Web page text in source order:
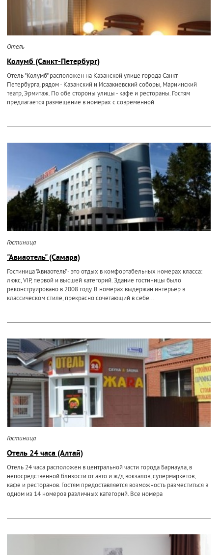
Отель
Колумб (Санкт-Петербург)
Отель "Колумб" расположен на Казанской улице города Санкт-
Петербурга, рядом - Казанский и Исаакиевский соборы, Мариинский
театр, Эрмитаж. По обе стороны улицы - кафе и рестораны. Гостям
предлагается размещение в номерах с современной
Гостиница
"Авиаотель" (Самара)
Гостиница "Авиаотель" - это отдых в комфортабельных номерах класса:
люкс, VIP, первой и высшей категорий. Здание гостиницы было
реконструировано в 2008 году. В номерах выдержан интерьер в
классическом стиле, прекрасно сочетающий в себе...
Гостиница
Отель 24 часа (Алтай)
Отель 24 часа расположен в центральной части города Барнаула, в
непосредственной близости от авто и ж/д вокзалов, супермаркетов,
кафе и ресторанов. Гостям предоставляется возможность разместиться в
одном из 14 номеров различных категорий. Все номера